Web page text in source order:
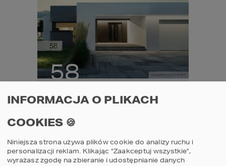
58
Projekt domu
HOMEKONCEPT 58
3 2 2
INFORMACJA O PLIKACH
COOKIES 🍪
Niniejsza strona używa plików cookie do analizy ruchu i
personalizacji reklam. Klikając “Zaakceptuj wszystkie”,
wyrażasz zgodę na zbieranie i udostępnianie danych